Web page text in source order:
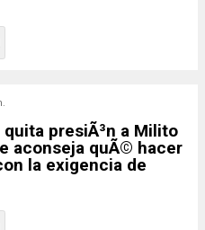
presiÃ³n a Milito
aconseja quÃ© hacer
la exigencia de